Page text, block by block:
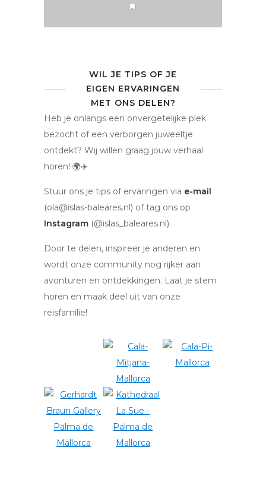
WIL JE TIPS OF JE
EIGEN ERVARINGEN
MET ONS DELEN?
Heb je onlangs een onvergetelijke plek
bezocht of een verborgen juweeltje
ontdekt? Wij willen graag jouw verhaal
horen! 🌍✈️
Stuur ons je tips of ervaringen via e-mail
(ola@islas-baleares.nl) of tag ons op
Instagram (@islas_baleares.nl).
Door te delen, inspireer je anderen en
wordt onze community nog rijker aan
avonturen en ontdekkingen. Laat je stem
horen en maak deel uit van onze
reisfamilie!